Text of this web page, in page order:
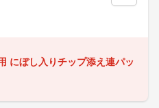
にぼし入りチップ添え連パッ